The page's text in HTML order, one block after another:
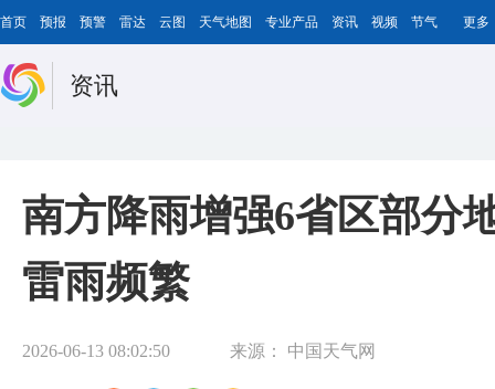
首页 预报 预警 雷达 云图 天气地图 专业产品 资讯 视频 节气 更多
资讯
南方降雨增强6省区部分
雷雨频繁
2026-06-13 08:02:50 来源： 中国天气网